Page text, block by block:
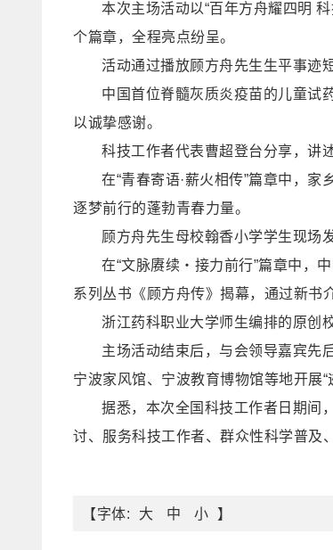
本次主场活动以“百年方舟耀四明
个篇章，全程亮点纷呈。
活动通过播放顾方舟先生生平事迹
中国首位脊髓灰质炎疫苗的儿童试
以诚挚感谢。
科技工作者代表曹超登台分享，讲
在“青春寄语·薪火相传”篇章中，
逐梦前行的蓬勃青春力量。
顾方舟先生母校翰香小学学生现场
在“文脉赓续・接力前行”篇章中，
系列丛书《顾方舟传》揭幕，通过新书
浙江药科职业大学师生编排的原创
主场活动结束后，与会领导嘉宾先
宁波家风馆、宁波教育博物馆等地开展“
据悉，本次全国科技工作者日期间
讨、服务科技工作者、群众性科学普及
【字体: 大 中 小 】